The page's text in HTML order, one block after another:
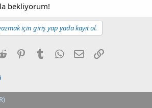
bekliyorum!
için giriş yap yada kayıt ol.
Reddit PinterestTumblrWhatsApp
E-postaLink